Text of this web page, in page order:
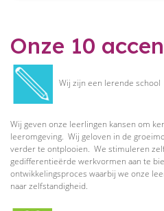
Onze 10
Wij zijn een lerende school
Wij geven onze leerlingen kansen om
leeromgeving. Wij geloven in de
verder te ontplooien. We stimuleren
gedifferentieërde werkvormen aan te
ontwikkelingsproces waarbij we onze
naar zelfstandigheid.